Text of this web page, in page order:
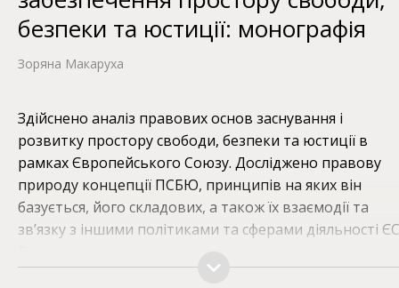
безпеки та юстиції: монографія
Зоряна Макаруха
Здійснено аналіз правових основ заснування і
розвитку простору свободи, безпеки та юстиції в
рамках Європейського Союзу. Досліджено правову
природу концепції ПСБЮ, принципів на яких він
базується, його складових, а також їх взаємодії та
зв’язку з іншими політиками та сферами діяльності
співробітництва України з ЄС у сфері свободи безпеки